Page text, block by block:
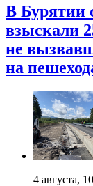
В Бурятии
взыскали
не
на
4 августа,